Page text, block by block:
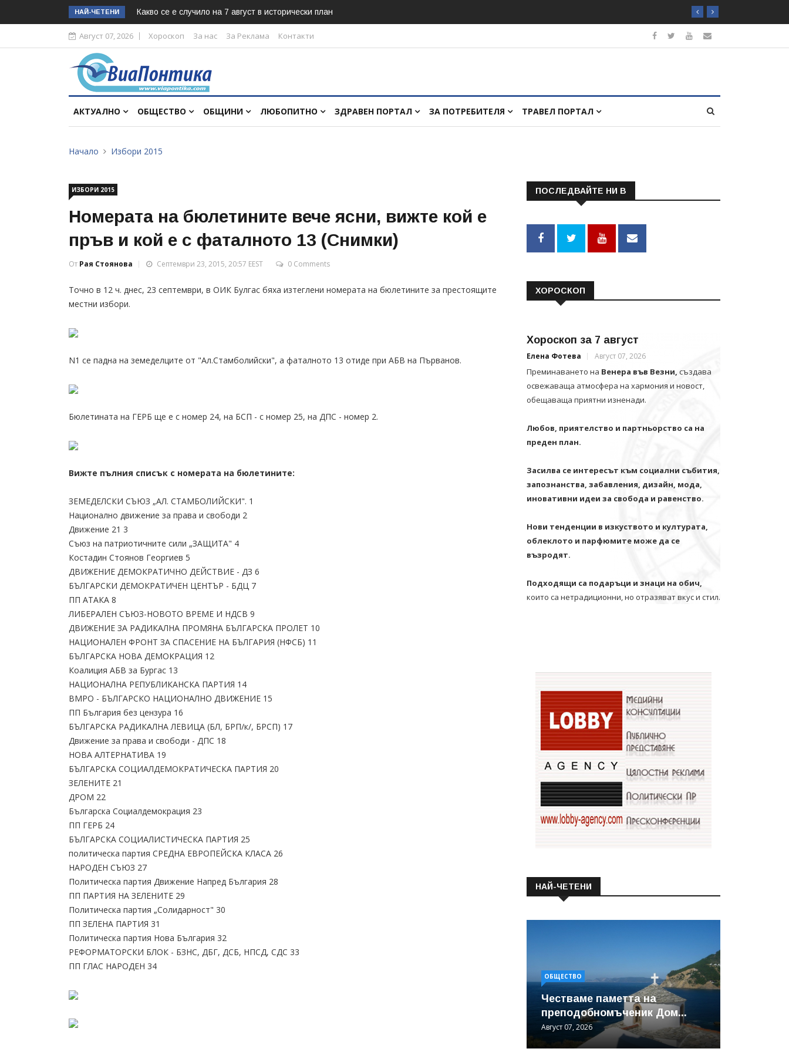
НАЙ-ЧЕТЕНИ Какво се е случило на 7 август в исторически план
Август 07, 2026 Хороскоп За нас За Реклама Контакти
АКТУАЛНО ОБЩЕСТВО ОБЩИНИ ЛЮБОПИТНО ЗДРАВЕН ПОРТАЛ ЗА ПОТРЕБИТЕЛЯ ТРАВЕЛ ПОРТАЛ
Начало Избори 2015
ИЗБОРИ 2015
Номерата на бюлетините вече ясни, вижте кой е
пръв и кой е с фаталното 13 (Снимки)
От Рая Стоянова Септември 23, 2015, 20:57 EEST 0 Comments
Точно в 12 ч. днес, 23 септември, в ОИК Булгас бяха изтеглени номерата на бюлетините за престоящите
местни избори.
N1 се падна на земеделците от "Ал.Стамболийски", а фаталното 13 отиде при АБВ на Първанов.
Бюлетината на ГЕРБ ще е с номер 24, на БСП - с номер 25, на ДПС - номер 2.
Вижте пълния списък с номерата на бюлетините:
ЗЕМЕДЕЛСКИ СЪЮЗ „АЛ. СТАМБОЛИЙСКИ". 1
Национално движение за права и свободи 2
Движение 21 3
Съюз на патриотичните сили „ЗАЩИТА" 4
Костадин Стоянов Георгиев 5
ДВИЖЕНИЕ ДЕМОКРАТИЧНО ДЕЙСТВИЕ - ДЗ 6
БЪЛГАРСКИ ДЕМОКРАТИЧЕН ЦЕНТЪР - БДЦ 7
ПП АТАКА 8
ЛИБЕРАЛЕН СЪЮЗ-НОВОТО ВРЕМЕ И НДСВ 9
ДВИЖЕНИЕ ЗА РАДИКАЛНА ПРОМЯНА БЪЛГАРСКА ПРОЛЕТ 10
НАЦИОНАЛЕН ФРОНТ ЗА СПАСЕНИЕ НА БЪЛГАРИЯ (НФСБ) 11
БЪЛГАРСКА НОВА ДЕМОКРАЦИЯ 12
Коалиция АБВ за Бургас 13
НАЦИОНАЛНА РЕПУБЛИКАНСКА ПАРТИЯ 14
ВМРО - БЪЛГАРСКО НАЦИОНАЛНО ДВИЖЕНИЕ 15
ПП България без цензура 16
БЪЛГАРСКА РАДИКАЛНА ЛЕВИЦА (БЛ, БРП/к/, БРСП) 17
Движение за права и свободи - ДПС 18
НОВА АЛТЕРНАТИВА 19
БЪЛГАРСКА СОЦИАЛДЕМОКРАТИЧЕСКА ПАРТИЯ 20
ЗЕЛЕНИТЕ 21
ДРОМ 22
Българска Социалдемокрация 23
ПП ГЕРБ 24
БЪЛГАРСКА СОЦИАЛИСТИЧЕСКА ПАРТИЯ 25
политическа партия СРЕДНА ЕВРОПЕЙСКА КЛАСА 26
НАРОДЕН СЪЮЗ 27
Политическа партия Движение Напред България 28
ПП ПАРТИЯ НА ЗЕЛЕНИТЕ 29
Политическа партия „Солидарност" 30
ПП ЗЕЛЕНА ПАРТИЯ 31
Политическа партия Нова България 32
РЕФОРМАТОРСКИ БЛОК - БЗНС, ДБГ, ДСБ, НПСД, СДС 33
ПП ГЛАС НАРОДЕН 34
ПОСЛЕДВАЙТЕ НИ В
ХОРОСКОП
Хороскоп за 7 август
Елена Фотева Август 07, 2026
Преминаването на Венера във Везни, създава
освежаваща атмосфера на хармония и новост,
обещаваща приятни изненади.
Любов, приятелство и партньорство са на
преден план.
Засилва се интересът към социални събития,
запознанства, забавления, дизайн, мода,
иновативни идеи за свобода и равенство.
Нови тенденции в изкуството и културата,
облеклото и парфюмите може да се
възродят.
Подходящи са подаръци и знаци на обич,
които са нетрадиционни, но отразяват вкус и стил.
НАЙ-ЧЕТЕНИ
ОБЩЕСТВО
Честваме паметта на
преподобномъченик Дом...
Август 07, 2026